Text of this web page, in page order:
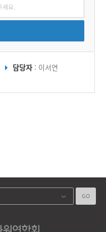
담당자 : 이서연
GO